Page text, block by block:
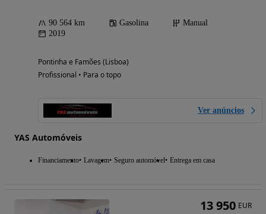
90 564 km Gasolina
Manual
2019
Pontinha e Famões (Lisboa)
Profissional • Para o topo
Ver anúncios
YAS Automóveis
Financiamento Lavagem Seguro automóvel Entrega em casa
13 950 EUR